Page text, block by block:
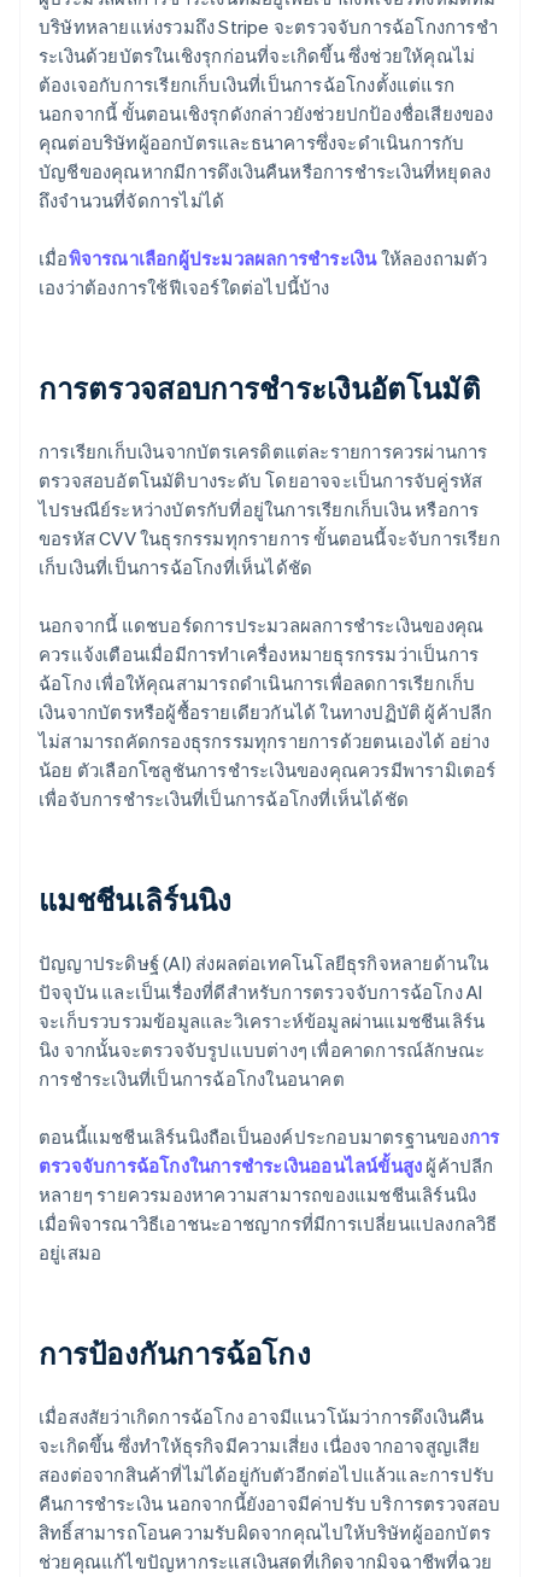
บริษัทหลายแห่งรวมถึง Stripe จะตรวจจับการฉ้อโกงการชํา
ระเงินด้วยบัตรในเชิงรุกก่อนที่จะเกิดขึ้น ซึ่งช่วยให้คุณไม่
ต้องเจอกับการเรียกเก็บเงินที่เป็นการฉ้อโกงตั้งแต่แรก
นอกจากนี้ ขั้นตอนเชิงรุกดังกล่าวยังช่วยปกป้องชื่อเสียงของ
คุณต่อบริษัทผู้ออกบัตรและธนาคารซึ่งจะดําเนินการกับ
บัญชีของคุณหากมีการดึงเงินคืนหรือการชําระเงินที่หยุดลง
ถึงจำนวนที่จัดการไม่ได้
เมื่อพิจารณาเลือกผู้ประมวลผลการชําระเงินให้ลองถามตัว
เองว่าต้องการใช้ฟีเจอร์ใดต่อไปนี้บ้าง
การตรวจสอบการชําระเงินอัตโนมัติ
การเรียกเก็บเงินจากบัตรเครดิตแต่ละรายการควรผ่านการ
ตรวจสอบอัตโนมัติบางระดับ โดยอาจจะเป็นการจับคู่รหัส
ไปรษณีย์ระหว่างบัตรกับที่อยู่ในการเรียกเก็บเงิน หรือการ
ขอรหัส CVV ในธุรกรรมทุกรายการ ขั้นตอนนี้จะจับการเรียก
เก็บเงินที่เป็นการฉ้อโกงที่เห็นได้ชัด
นอกจากนี้ แดชบอร์ดการประมวลผลการชําระเงินของคุณ
ควรแจ้งเตือนเมื่อมีการทำเครื่องหมายธุรกรรมว่าเป็นการ
ฉ้อโกง เพื่อให้คุณสามารถดําเนินการเพื่อลดการเรียกเก็บ
เงินจากบัตรหรือผู้ซื้อรายเดียวกันได้ ในทางปฏิบัติ ผู้ค้าปลีก
ไม่สามารถคัดกรองธุรกรรมทุกรายการด้วยตนเองได้ อย่าง
น้อย ตัวเลือกโซลูชันการชําระเงินของคุณควรมีพารามิเตอร์
เพื่อจับการชําระเงินที่เป็นการฉ้อโกงที่เห็นได้ชัด
แมชชีนเลิร์นนิง
ปัญญาประดิษฐ์ (AI) ส่งผลต่อเทคโนโลยีธุรกิจหลายด้านใน
ปัจจุบัน และเป็นเรื่องที่ดีสำหรับการตรวจจับการฉ้อโกง AI
จะเก็บรวบรวมข้อมูลและวิเคราะห์ข้อมูลผ่านแมชชีนเลิร์น
นิง จากนั้นจะตรวจจับรูปแบบต่างๆ เพื่อคาดการณ์ลักษณะ
การชําระเงินที่เป็นการฉ้อโกงในอนาคต
ตอนนี้แมชชีนเลิร์นนิงถือเป็นองค์ประกอบมาตรฐานของการ
ตรวจจับการฉ้อโกงในการชําระเงินออนไลน์ขั้นสูง ผู้ค้าปลีก
หลายๆ รายควรมองหาความสามารถของแมชชีนเลิร์นนิง
เมื่อพิจารณาวิธีเอาชนะอาชญากรที่มีการเปลี่ยนแปลงกลวิธี
อยู่เสมอ
การป้องกันการฉ้อโกง
เมื่อสงสัยว่าเกิดการฉ้อโกง อาจมีแนวโน้มว่าการดึงเงินคืน
จะเกิดขึ้น ซึ่งทําให้ธุรกิจมีความเสี่ยง เนื่องจากอาจสูญเสีย
สองต่อจากสินค้าที่ไม่ได้อยู่กับตัวอีกต่อไปแล้วและการปรับ
คืนการชำระเงิน นอกจากนี้ยังอาจมีค่าปรับ บริการตรวจสอบ
สิทธิ์สามารถโอนความรับผิดจากคุณไปให้บริษัทผู้ออกบัตร
ช่วยคุณแก้ไขปัญหากระแสเงินสดที่เกิดจากมิจฉาชีพที่ฉวย